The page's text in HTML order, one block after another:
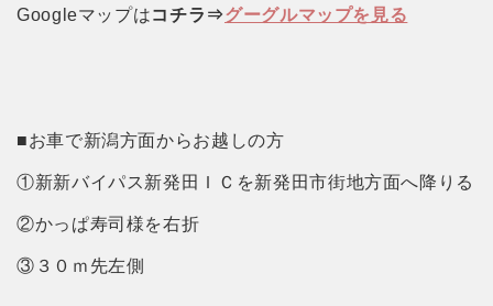
Googleマップはコチラ⇒グーグルマップを見る
■お車で新潟方面からお越しの方
①新新バイパス新発田ＩＣを新発田市街地方面へ降りる
②かっぱ寿司様を右折
③３０ｍ先左側